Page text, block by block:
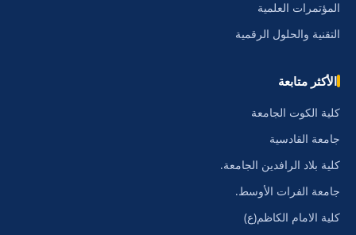
المؤتمرات العلمية
التقنية والحلول الرقمية
الأكثر متابعة
كلية الكوت الجامعة
جامعة القادسية
كلية بلاد الرافدين الجامعة.
جامعة الفرات الأوسط.
كلية الامام الكاظم(ع)